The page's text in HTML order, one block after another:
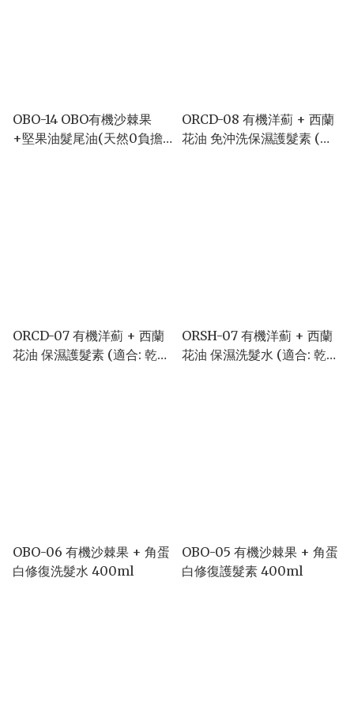
OBO-14 OBO有機沙棘果
+堅果油髮尾油(天然0負擔
ORCD-08 有機洋薊 + 西蘭
花油 免沖洗保濕護髮素 (適
ORCD-07 有機洋薊 + 西蘭
花油 保濕護髮素 (適合: 乾性
ORSH-07 有機洋薊 + 西蘭
花油 保濕洗髮水 (適合: 乾性
OBO-06 有機沙棘果 + 角蛋
白修復洗髮水 400ml
OBO-05 有機沙棘果 + 角蛋
白修復護髮素 400ml